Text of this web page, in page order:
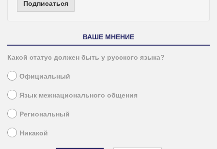
Подписаться
ВАШЕ МНЕНИЕ
Какой статус должен быть у русского языка?
Официальный
Язык межнационального общения
Региональный
Никакой